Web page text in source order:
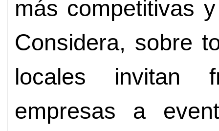
más competitivas
Considera, sobre
locales invitan
empresas a